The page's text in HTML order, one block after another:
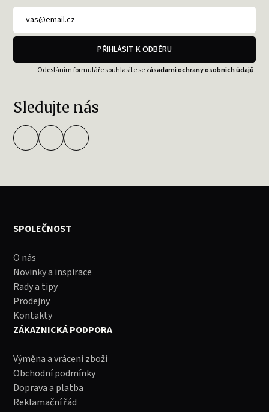
PŘIHLÁSIT K ODBĚRU
Odesláním formuláře souhlasíte sezásadami ochrany osobních údajů.
Sledujte nás
SPOLEČNOST
O nás
Novinky a inspirace
Rady a tipy
Prodejny
Kontakty
ZÁKAZNICKÁ PODPORA
Výměna a vrácení zboží
Obchodní podmínky
Doprava a platba
Reklamační řád